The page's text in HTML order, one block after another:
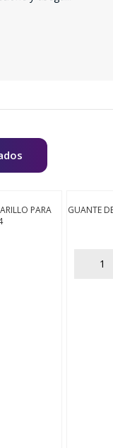
PARA
GUANTE
AÑADIR